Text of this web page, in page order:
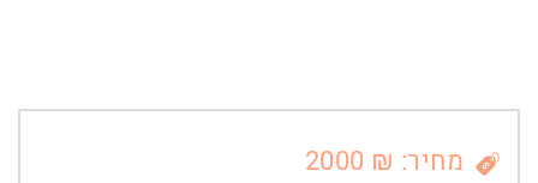
מחיר: ₪ 2000